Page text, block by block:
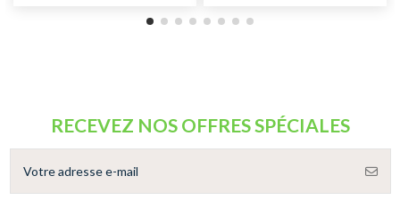
RECEVEZ NOS OFFRES SPÉCIALES